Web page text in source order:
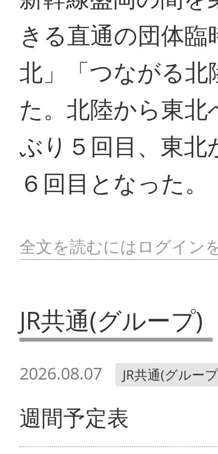
きる直通の団体
北」「つながる
た。北陸から東
ぶり５回目、東
６回目となった。
全文を読むにはログイン
JR共通(グループ)
2026.08.07 JR共通(グルー
週間予定表